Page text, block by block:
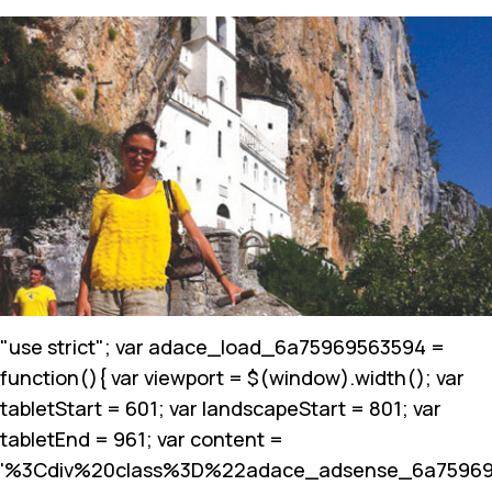
"use strict"; var adace_load_6a75969563594 =
function(){ var viewport = $(window).width(); var
tabletStart = 601; var landscapeStart = 801; var
tabletEnd = 961; var content =